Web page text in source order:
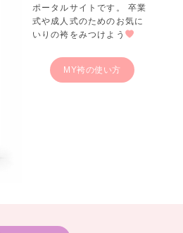
ポータルサイトです。 卒業
式や成人式のためのお気に
いりの袴をみつけよう
MY袴の使い方